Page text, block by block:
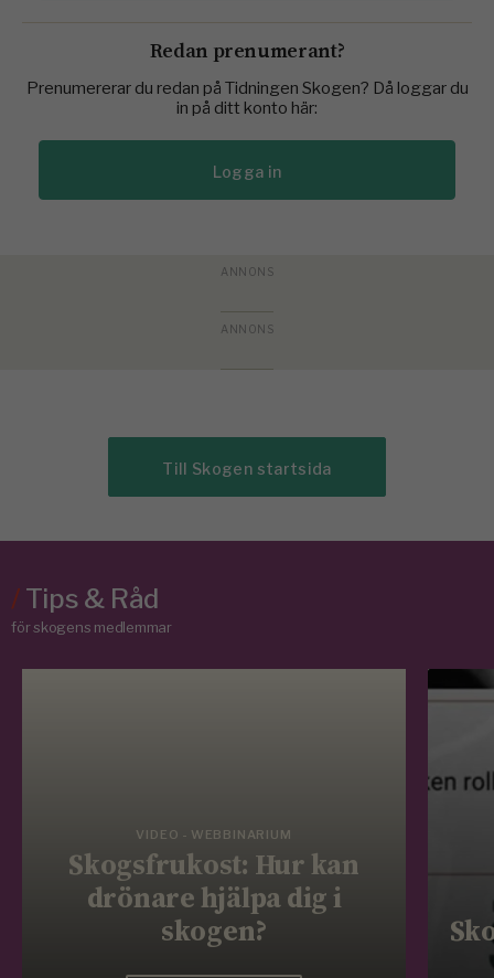
Redan prenumerant?
Prenumererar du redan på Tidningen Skogen? Då loggar du
in på ditt konto här:
Logga in
Till Skogen startsida
/Tips & Råd
för skogens medlemmar
VIDEO - WEBBINARIUM
Skogsfrukost: Hur kan
drönare hjälpa dig i
skogen?